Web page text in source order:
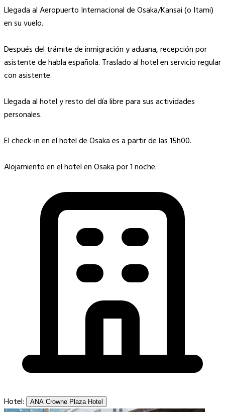
Llegada al Aeropuerto Internacional de Osaka/Kansai (o Itami)
en su vuelo.
Después del trámite de inmigración y aduana, recepción por
asistente de habla española. Traslado al hotel en servicio regular
con asistente.
Llegada al hotel y resto del día libre para sus actividades
personales.
El check-in en el hotel de Osaka es a partir de las 15h00.
Alojamiento en el hotel en Osaka por 1 noche.
Hotel: ANA Crowne Plaza Hotel